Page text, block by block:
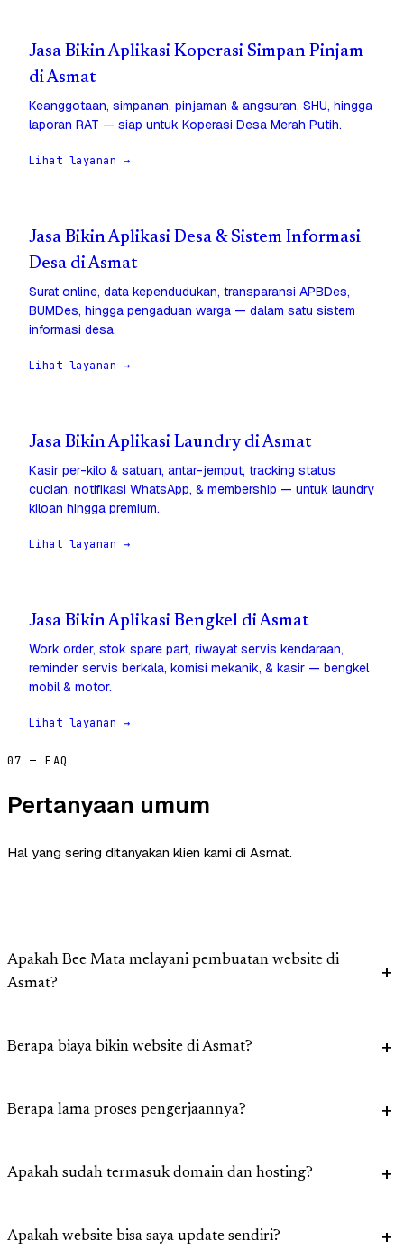
Jasa Bikin Aplikasi Koperasi Simpan Pinjam
di Asmat
Keanggotaan, simpanan, pinjaman & angsuran, SHU, hingga
laporan RAT — siap untuk Koperasi Desa Merah Putih.
Lihat layanan →
Jasa Bikin Aplikasi Desa & Sistem Informasi
Desa di Asmat
Surat online, data kependudukan, transparansi APBDes,
BUMDes, hingga pengaduan warga — dalam satu sistem
informasi desa.
Lihat layanan →
Jasa Bikin Aplikasi Laundry di Asmat
Kasir per-kilo & satuan, antar-jemput, tracking status
cucian, notifikasi WhatsApp, & membership — untuk laundry
kiloan hingga premium.
Lihat layanan →
Jasa Bikin Aplikasi Bengkel di Asmat
Work order, stok spare part, riwayat servis kendaraan,
reminder servis berkala, komisi mekanik, & kasir — bengkel
mobil & motor.
Lihat layanan →
07 — FAQ
Pertanyaan umum
Hal yang sering ditanyakan klien kami di Asmat.
Apakah Bee Mata melayani pembuatan website di
Asmat?
Berapa biaya bikin website di Asmat?
Berapa lama proses pengerjaannya?
Apakah sudah termasuk domain dan hosting?
Apakah website bisa saya update sendiri?